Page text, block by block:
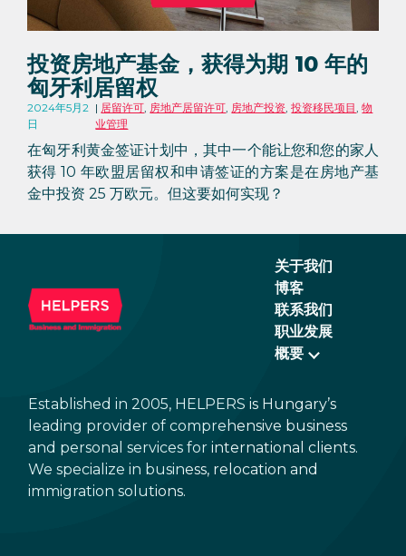
投资房地产基金，获得为期 10 年的
匈牙利居留权
2024年5月2
日
居留许可, 房地产居留许可, 房地产投资,投资移民项目,物
业管理
在匈牙利黄金签证计划中，其中一个能让您和您的家人
获得 10 年欧盟居留权和申请签证的方案是在房地产基
金中投资 25 万欧元。但这要如何实现？
关于我们
博客
联系我们
职业发展
概要
Established in 2005, HELPERS is Hungary’s
leading provider of comprehensive business
and personal services for international clients.
We specialize in business, relocation and
immigration solutions.